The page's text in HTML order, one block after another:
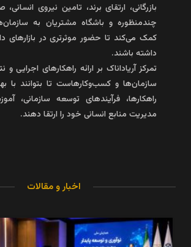
بازرگانی، ارتقای برند، تامین نیروی
چندمنظوره و باشگاه مشتریان به
کمک می‌کند تا حضور موثرتری در بازارهای
داشته باشند.
تمرکز آریاداناک بر ارائه راهکارهای اجرایی و
سازمان‌‌ها و کسب‌‌و‌کارهاست تا بتوانند با
راهکارها، فرآیندهای توسعه سازمانی،
مدیریت منابع انسانی خود را ارتقا دهند.
اخبار و مقالات